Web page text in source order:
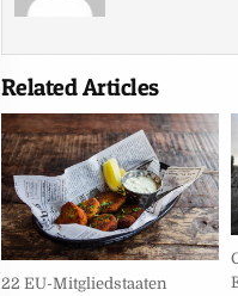
Related Articles
22 EU-Mitgliedstaaten